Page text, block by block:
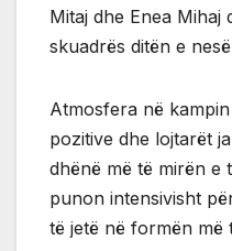
Mitaj dhe Enea Mihaj
skuadrës ditën e
Atmosfera në
pozitive dhe lojtarët
dhënë më të mirën e
punon intensivisht
të jetë në formën më